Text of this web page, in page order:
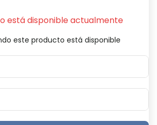
está disponible actualmente
este producto está disponible